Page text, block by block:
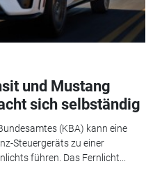
und Mustang
sich selbständig
(KBA) kann eine
Steuergeräts zu einer
führen. Das Fernlicht...